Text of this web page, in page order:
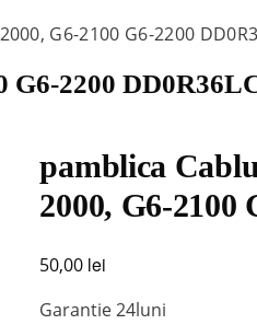
G6-2100 G6-2200
G6-2200
pamblica
2000, G6-2100
50,00 lei
Garantie 24luni